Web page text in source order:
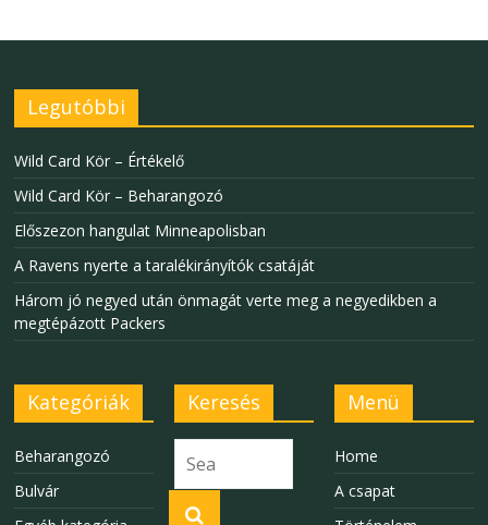
Legutóbbi
Wild Card Kör – Értékelő
Wild Card Kör – Beharangozó
Előszezon hangulat Minneapolisban
A Ravens nyerte a taralékirányítók csatáját
Három jó negyed után önmagát verte meg a negyedikben a
megtépázott Packers
Kategóriák
Beharangozó
Bulvár
Keresés Menü
Home
A csapat